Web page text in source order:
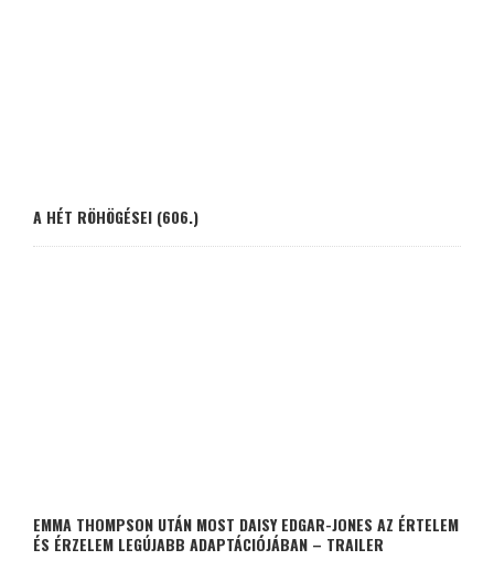
A HÉT RÖHÖGÉSEI (606.)
EMMA THOMPSON UTÁN MOST DAISY EDGAR-JONES AZ ÉRTELEM
ÉS ÉRZELEM LEGÚJABB ADAPTÁCIÓJÁBAN – TRAILER